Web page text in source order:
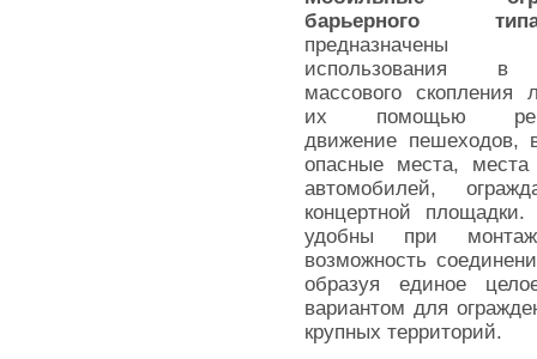
барьерного
использования в
массового
их помощью
движение пешеходов,
опасные места, места
автомобилей,
концертной
удобны при
возможность
образуя единое
вариантом для
крупных территорий.